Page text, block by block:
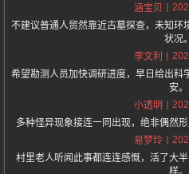
涵宝贝
不建议普通人贸然靠近古墓探查，未知环
状况。
李文利
希望勘测人员加快调研进度，早日给出科
安。
小透明
多种怪异现象接连一同出现，绝非偶然
易梦玲
村里老人听闻此事都连连感慨，活了大
样。